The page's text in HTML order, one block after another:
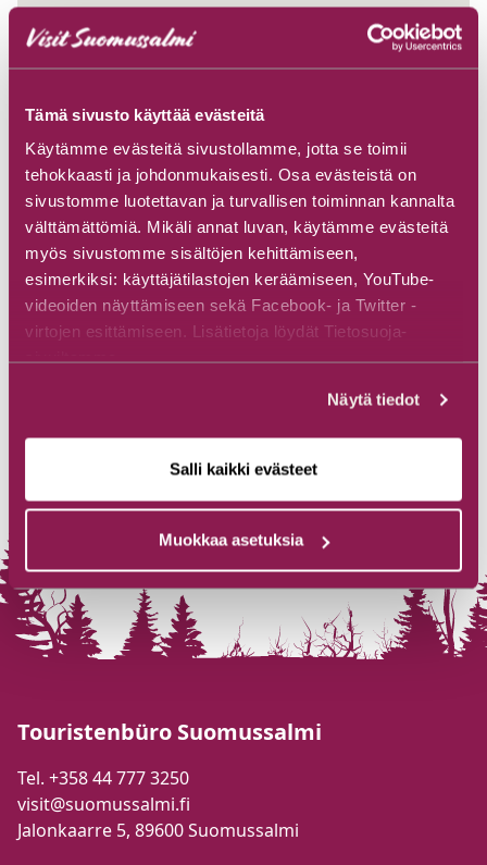
Tämä sivusto käyttää evästeitä
Käytämme evästeitä sivustollamme, jotta se toimii
tehokkaasti ja johdonmukaisesti. Osa evästeistä on
sivustomme luotettavan ja turvallisen toiminnan kannalta
välttämättömiä. Mikäli annat luvan, käytämme evästeitä
myös sivustomme sisältöjen kehittämiseen,
esimerkiksi: käyttäjätilastojen keräämiseen, YouTube-
videoiden näyttämiseen sekä Facebook- ja Twitter -
virtojen esittämiseen. Lisätietoja löydät Tietosuoja-
sivuiltamme.
Näytä tiedot
Salli kaikki evästeet
Muokkaa asetuksia
Touristenbüro Suomussalmi
Tel. +358 44 777 3250
visit@suomussalmi.fi
Jalonkaarre 5, 89600 Suomussalmi